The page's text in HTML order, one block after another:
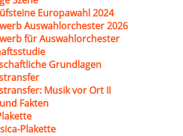
Europawahl 2024
Auswahlorchester 2026
für Auswahlorchester
Grundlagen
Musik vor Ort II
Fakten
Plakette